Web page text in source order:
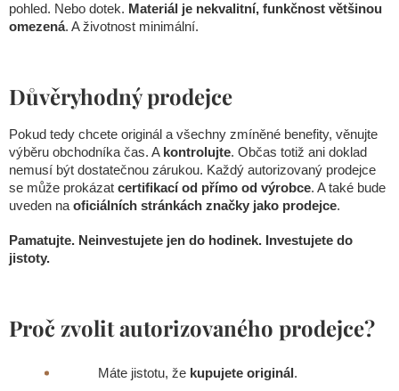
pohled. Nebo dotek. Materiál je nekvalitní, funkčnost většinou
omezená. A životnost minimální.
Důvěryhodný prodejce
Pokud tedy chcete originál a všechny zmíněné benefity, věnujte
výběru obchodníka čas. A kontrolujte. Občas totiž ani doklad
nemusí být dostatečnou zárukou. Každý autorizovaný prodejce
se může prokázat certifikací od přímo od výrobce. A také bude
uveden na oficiálních stránkách značky jako prodejce.
Pamatujte. Neinvestujete jen do hodinek. Investujete do
jistoty.
Proč zvolit autorizovaného prodejce?
Máte jistotu, že kupujete originál.